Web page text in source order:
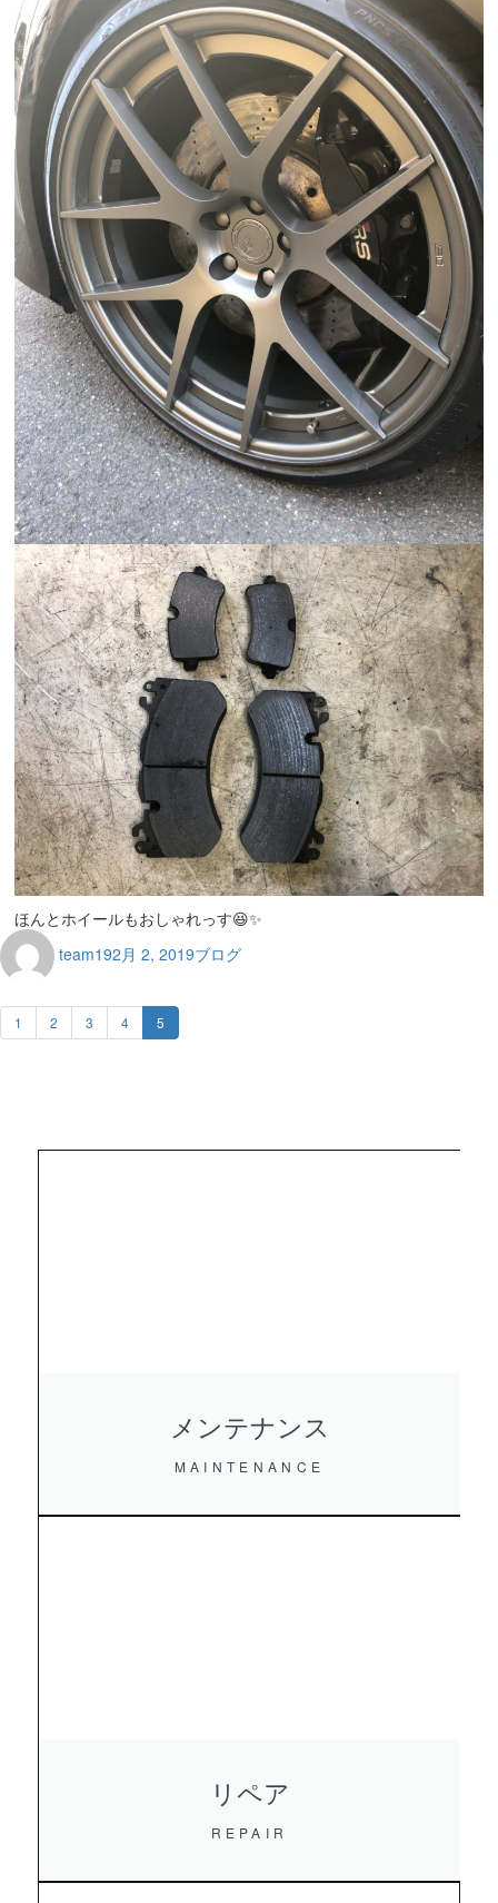
ほんとホイールもおしゃれっす😆✨
team192月 2, 2019ブログ
1 2 3 4 5
メンテナンス
MAINTENANCE
リペア
REPAIR